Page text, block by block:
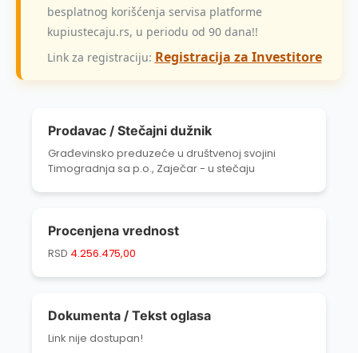
besplatnog korišćenja servisa platforme
kupiustecaju.rs, u periodu od 90 dana!!
Link za registraciju: Registracija za Investitore
Prodavac / Stečajni dužnik
Građevinsko preduzeće u društvenoj svojini
Timogradnja sa p.o., Zaječar - u stečaju
Procenjena vrednost
RSD 4.256.475,00
Dokumenta / Tekst oglasa
Link nije dostupan!